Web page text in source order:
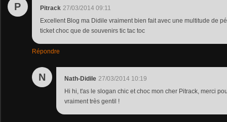
P Pitrack 27/03/2014 09:11
Excellent Blog ma Didile vraiment bien fait avec une multitude de
ticket choc que de souvenirs tic tac toc
Répondre
N Nath-Didile 27/03/2014 10:19
Hi hi, t'as le slogan chic et choc mon cher Pitrack, merci
vraiment très gentil !